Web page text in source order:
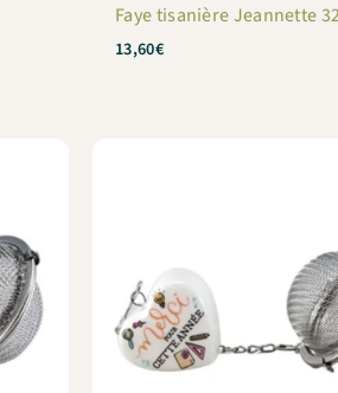
Faye tisanière Jeannette
13,60€